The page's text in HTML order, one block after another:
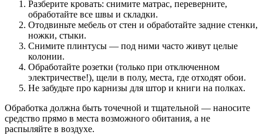
Разберите кровать: снимите матрас, переверните,
обработайте все швы и складки.
Отодвиньте мебель от стен и обработайте задние стенки,
ножки, стыки.
Снимите плинтусы — под ними часто живут целые
колонии.
Обработайте розетки (только при отключенном
электричестве!), щели в полу, места, где отходят обои.
Не забудьте про карнизы для штор и книги на полках.
Обработка должна быть точечной и тщательной — наносите
средство прямо в места возможного обитания, а не
распыляйте в воздухе.